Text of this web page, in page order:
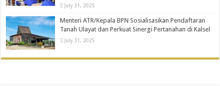
July 31, 2025
Menteri ATR/Kepala BPN Sosialisasikan Pendaftaran
Tanah Ulayat dan Perkuat Sinergi Pertanahan di Kalsel
July 31, 2025